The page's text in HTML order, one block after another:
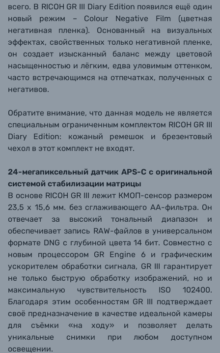
всего. В RICOH GR III Diary Edition появился ещё один
новый режим – Colour Negative Film (цветная
негативная пленка). Основанный на визуальных
эффектах, свойственных только негативной пленке,
он создает изысканный баланс между цветовой
насыщенностью и лёгким, едва уловимым оттенком,
часто встречающимся на отпечатках, полученных с
негативов.
Обратите внимание, что данная модель не является
специальным ограниченным комплектом RICOH GR III
Diary Edition: кожаный ремешок и брезентовый
чехол в этот комплект не входят.
24-мегапиксельный датчик APS-C с оригинальной
системой стабилизации матрицы
В основе RICOH GR III лежит КМОП-сенсор размером
23,5 x 15,6 мм. без сглаживающего АА-фильтра. Он
отвечает за высокий тональный диапазон и
обеспечивает запись RAW-файлов в универсальном
формате DNG с глубиной цвета 14 бит. Совместно с
новым процессором GR Engine 6 и графическим
ускорителем обработки сигнала, GR III гарантирует
не только быструю обработку изображений, но и
максимальную чувствительность ISO 102400.
Благодаря этим особенностям GR III подтверждает
своё предназначение в качестве идеальной камеры
для съёмки «на ходу» и позволяет делать
уникальные снимки при любом доступном
освещении.